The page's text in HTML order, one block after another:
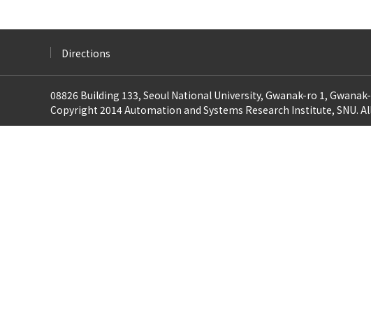
Directions
08826 Building 133, Seoul National University, Gwanak-ro 1,
Copyright 2014 Automation and Systems Research Institute, SNU.